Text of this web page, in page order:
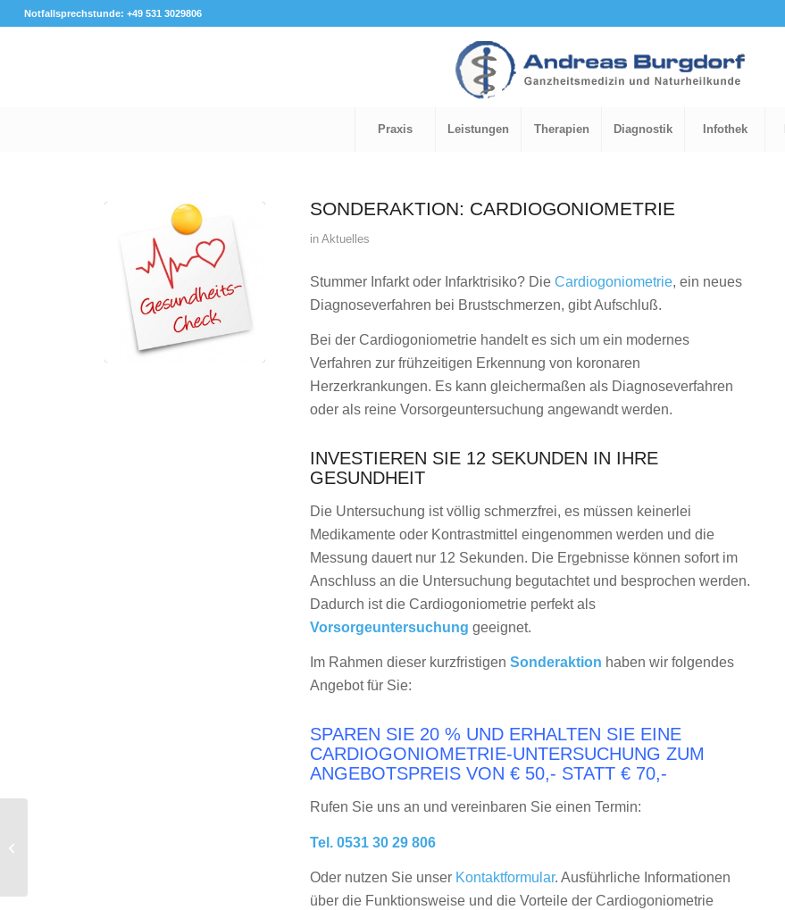
Notfallsprechstunde: +49 531 3029806
Praxis Leistungen Therapien Diagnostik Infothek
SONDERAKTION: CARDIOGONIOMETRIE
inAktuelles
Stummer Infarkt oder Infarktrisiko? DieCardiogoniometrie, ein neues
Diagnoseverfahren bei Brustschmerzen, gibt Aufschluß.
Bei der Cardiogoniometrie handelt es sich um ein modernes
Verfahren zur frühzeitigen Erkennung von koronaren
Herzerkrankungen. Es kann gleichermaßen als Diagnoseverfahren
oder als reine Vorsorgeuntersuchung angewandt werden.
INVESTIEREN SIE 12 SEKUNDEN IN IHRE
GESUNDHEIT
Die Untersuchung ist völlig schmerzfrei, es müssen keinerlei
Medikamente oder Kontrastmittel eingenommen werden und die
Messung dauert nur 12 Sekunden. Die Ergebnisse können sofort im
Anschluss an die Untersuchung begutachtet und besprochen werden.
Dadurch ist die Cardiogoniometrie perfekt als
Vorsorgeuntersuchung geeignet.
Im Rahmen dieser kurzfristigenSonderaktion haben wir folgendes
Angebot für Sie:
SPAREN SIE 20 % UND ERHALTEN SIE EINE
CARDIOGONIOMETRIE-UNTERSUCHUNG ZUM
ANGEBOTSPREIS VON € 50,- STATT € 70,-
Rufen Sie uns an und vereinbaren Sie einen Termin:
Tel. 0531 30 29 806
Oder nutzen Sie unser Kontaktformular. Ausführliche Informationen
über die Funktionsweise und die Vorteile der Cardiogoniometrie